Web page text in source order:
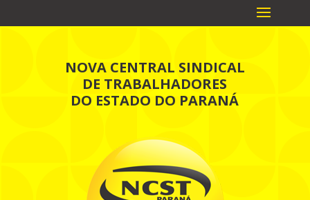
NOVA CENTRAL SINDICAL
DE TRABALHADORES
DO ESTADO DO PARANÁ